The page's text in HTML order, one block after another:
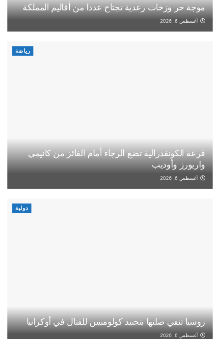
موجة حر وزخات رعدية تجتاح عددا من أقاليم المملكة
أغسطس 6, 2026
رياضة
قرعة الكونفدرالية تضع الرجاء أمام الفائز من كانيمي
واريورز وأوديب
أغسطس 6, 2026
دولية
روسيا تنفي صلتها بتجنيد كولومبيين للقتال في أوكرانيا
أغسطس 6, 2026